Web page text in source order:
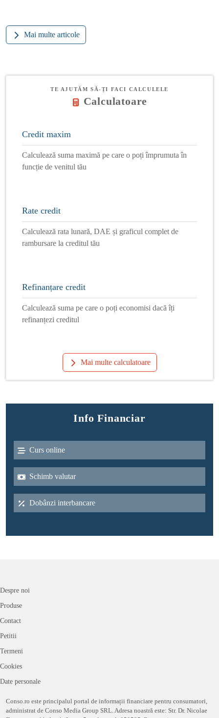
Mai multe articole
TE AJUTĂM SĂ-ȚI FACI CALCULELE
Calculatoare
Credit maxim
Calculează suma maximă pe care o poți împrumuta în
funcție de venitul tău
Rate credit
Calculează rata lunară, DAE și graficul complet de
rambursare la creditul tău
Refinanțare credit
Calculează suma pe care o poți economisi dacă îți
refinanțezi creditul
Mai multe calculatoare
Info Financiar
Curs online
Schimb valutar
Dobânzi interbancare
Despre noi
Produse
Contact
Petitii
Termeni
Cookies
Date personale
Conso.ro este principalul portal de informații financiare pentru consumatori,
administrat de Conso Media Group SRL. Adresa noastră este: Str. Dr. Nicolae